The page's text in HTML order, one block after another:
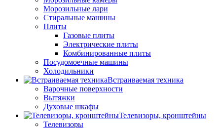
Морозильные лари
Стиральные машины
Плиты
Газовые плиты
Электрические плиты
Комбинированные плиты
Посудомоечные машины
Холодильники
Встраиваемая техника
Варочные поверхности
Вытяжки
Духовые шкафы
Телевизоры, кронштейны
Телевизоры